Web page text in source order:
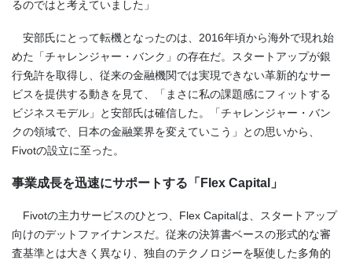
るのではと考えていました」
安部氏にとって転機となったのは、2016年頃から海外で現れ始
めた「チャレンジャー・バンク」の存在だ。スタートアップが銀
行免許を取得し、従来の金融機関では実現できない革新的なサー
ビスを提供する動きを見て、「まさに私の課題感にフィットする
ビジネスモデル」と安部氏は確信した。「チャレンジャー・バン
クの領域で、日本の金融業界を変えていこう」との思いから、
Fivotの設立に至った。
事業成長を迅速にサポートする「Flex Capital」
Fivotの主力サービスのひとつ、Flex Capitalは、スタートアップ
向けのデットファイナンスだ。従来の決算書ベースの形式的な審
査基準とは大きく異なり、独自のテクノロジーを駆使した多角的